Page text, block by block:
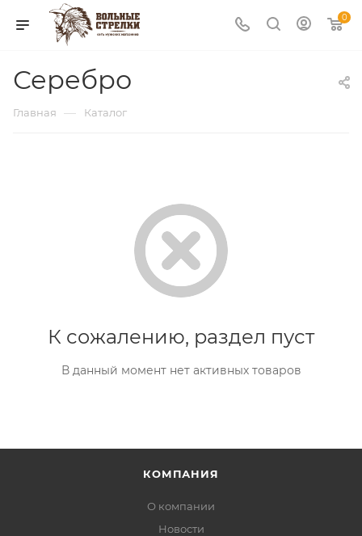
0
Серебро
Главная — Каталог
К сожалению, раздел пуст
В данный момент нет активных товаров
КОМПАНИЯ
О компании
Новости